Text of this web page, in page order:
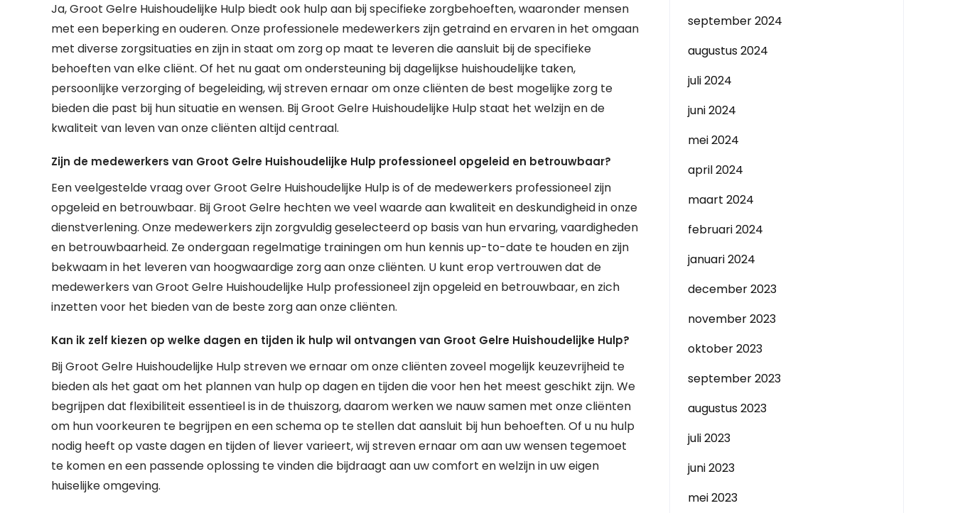
Ja, Groot Gelre Huishoudelijke Hulp biedt ook hulp aan bij specifieke zorgbehoeften, waaronder mensen
met een beperking en ouderen. Onze professionele medewerkers zijn getraind en ervaren in het omgaan
met diverse zorgsituaties en zijn in staat om zorg op maat te leveren die aansluit bij de specifieke
behoeften van elke cliënt. Of het nu gaat om ondersteuning bij dagelijkse huishoudelijke taken,
persoonlijke verzorging of begeleiding, wij streven ernaar om onze cliënten de best mogelijke zorg te
bieden die past bij hun situatie en wensen. Bij Groot Gelre Huishoudelijke Hulp staat het welzijn en de
kwaliteit van leven van onze cliënten altijd centraal.
Zijn de medewerkers van Groot Gelre Huishoudelijke Hulp professioneel opgeleid en betrouwbaar?
Een veelgestelde vraag over Groot Gelre Huishoudelijke Hulp is of de medewerkers professioneel zijn
opgeleid en betrouwbaar. Bij Groot Gelre hechten we veel waarde aan kwaliteit en deskundigheid in onze
dienstverlening. Onze medewerkers zijn zorgvuldig geselecteerd op basis van hun ervaring, vaardigheden
en betrouwbaarheid. Ze ondergaan regelmatige trainingen om hun kennis up-to-date te houden en zijn
bekwaam in het leveren van hoogwaardige zorg aan onze cliënten. U kunt erop vertrouwen dat de
medewerkers van Groot Gelre Huishoudelijke Hulp professioneel zijn opgeleid en betrouwbaar, en zich
inzetten voor het bieden van de beste zorg aan onze cliënten.
Kan ik zelf kiezen op welke dagen en tijden ik hulp wil ontvangen van Groot Gelre Huishoudelijke Hulp?
Bij Groot Gelre Huishoudelijke Hulp streven we ernaar om onze cliënten zoveel mogelijk keuzevrijheid te
bieden als het gaat om het plannen van hulp op dagen en tijden die voor hen het meest geschikt zijn. We
begrijpen dat flexibiliteit essentieel is in de thuiszorg, daarom werken we nauw samen met onze cliënten
om hun voorkeuren te begrijpen en een schema op te stellen dat aansluit bij hun behoeften. Of u nu hulp
nodig heeft op vaste dagen en tijden of liever varieert, wij streven ernaar om aan uw wensen tegemoet
te komen en een passende oplossing te vinden die bijdraagt aan uw comfort en welzijn in uw eigen
huiselijke omgeving.
september 2024
augustus 2024
juli 2024
juni 2024
mei 2024
april 2024
maart 2024
februari 2024
januari 2024
december 2023
november 2023
oktober 2023
september 2023
augustus 2023
juli 2023
juni 2023
mei 2023